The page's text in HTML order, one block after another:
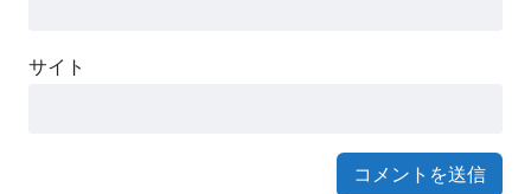
サイト